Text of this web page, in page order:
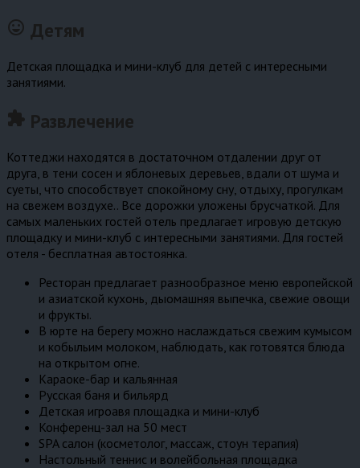
sentiment_very_satisfied Детям
Детская площадка и мини-клуб для детей с интересными
занятиями.
extension Развлечение
Коттеджи находятся в достаточном отдалении друг от
друга, в тени сосен и яблоневых деревьев, вдали от шума и
суеты, что способствует спокойному сну, отдыху, прогулкам
на свежем воздухе.. Все дорожки уложены брусчаткой. Для
самых маленьких гостей отель предлагает игровую детскую
площадку и мини-клуб с интересными занятиями. Для гостей
отеля - бесплатная автостоянка.
Ресторан предлагает разнообразное меню европейской
и азиатской кухонь, дыомашняя выпечка, свежие овощи
и фрукты.
В юрте на берегу можно наслаждаться свежим кумысом
и кобыльим молоком, наблюдать, как готовятся блюда
на открытом огне.
Караоке-бар и кальянная
Русская баня и бильярд
Детская игроавя площадка и мини-клуб
Конференц-зал на 50 мест
SPA салон (косметолог, массаж, стоун терапия)
Настольный теннис и волейбольная площадка